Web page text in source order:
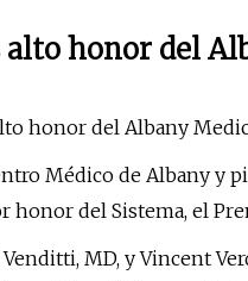
alto honor del
honor del Albany
Médico de Albany y
honor del Sistema, el
MD, y Vincent